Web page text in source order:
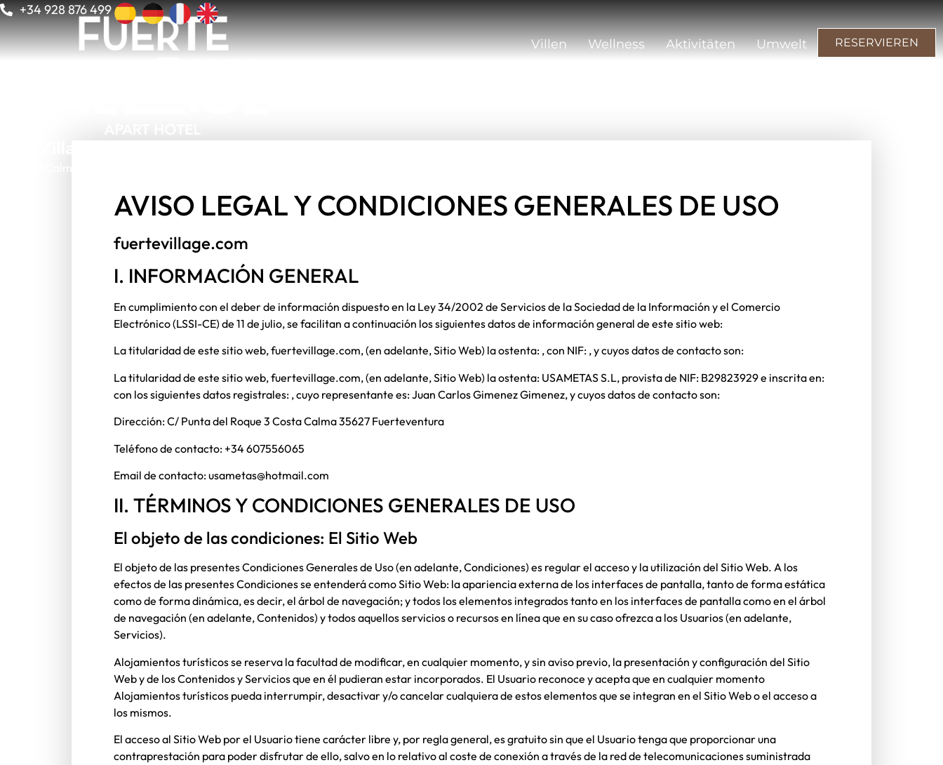
+34 928 876 499
Villen Wellness Aktivitäten Umwelt RESERVIEREN
Villen Wellness Aktivitäten Umwelt RESERVAR
AVISO LEGAL Y CONDICIONES GENERALES DE USO
fuertevillage.com
I. INFORMACIÓN GENERAL
En cumplimiento con el deber de información dispuesto en la Ley 34/2002 de Servicios de la Sociedad de la Información y el Comercio
Electrónico (LSSI-CE) de 11 de julio, se facilitan a continuación los siguientes datos de información general de este sitio web:
La titularidad de este sitio web,fuertevillage.com, (en adelante, Sitio Web) la ostenta: , con NIF: , y cuyos datos de contacto son:
La titularidad de este sitio web,fuertevillage.com, (en adelante, Sitio Web) la ostenta: USAMETAS S.L, provista de NIF: B29823929e inscrita en:
con los siguientes datos registrales: , cuyo representante es:Juan Carlos Gimenez Gimenez, y cuyos datos de contacto son:
Dirección:C/ Punta del Roque 3 Costa Calma 35627 Fuerteventura
Teléfono de contacto: +34 607556065
Email de contacto:usametas@hotmail.com
II. TÉRMINOS Y CONDICIONES GENERALES DE USO
El objeto de las condiciones: El Sitio Web
El objeto de las presentes Condiciones Generales de Uso (en adelante, Condiciones) es regular el acceso y la utilización del Sitio Web. A los
efectos de las presentes Condiciones se entenderá como Sitio Web: la apariencia externa de los interfaces de pantalla, tanto de forma estática
como de forma dinámica, es decir, el árbol de navegación; y todos los elementos integrados tanto en los interfaces de pantalla como en el árbol
de navegación (en adelante, Contenidos) y todos aquellos servicios o recursos en línea que en su caso ofrezca a los Usuarios (en adelante,
Servicios).
Alojamientos turísticosse reserva la facultad de modificar, en cualquier momento, y sin aviso previo, la presentación y configuración del Sitio
Web y de los Contenidos y Servicios que en él pudieran estar incorporados. El Usuario reconoce y acepta que en cualquier momento
Alojamientos turísticos pueda interrumpir, desactivar y/o cancelar cualquiera de estos elementos que se integran en el Sitio Web o el acceso a
los mismos.
El acceso al Sitio Web por el Usuario tiene carácter libre y, por regla general, es gratuito sin que el Usuario tenga que proporcionar una
contraprestación para poder disfrutar de ello, salvo en lo relativo al coste de conexión a través de la red de telecomunicaciones suministrada